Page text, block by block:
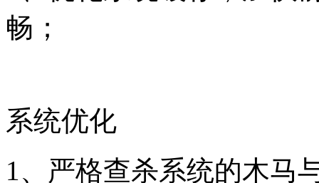
畅；
系统优化
1、严格查杀系统的木马